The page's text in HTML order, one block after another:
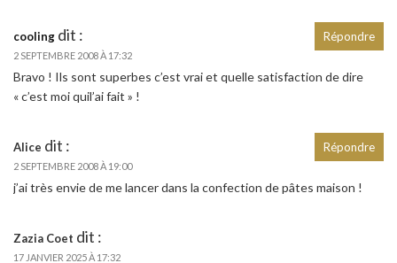
cooling dit :
2 SEPTEMBRE 2008 À 17:32
Bravo ! Ils sont superbes c’est vrai et quelle satisfaction de dire
« c’est moi quil’ai fait » !
Répondre
Alice dit :
2 SEPTEMBRE 2008 À 19:00
j’ai très envie de me lancer dans la confection de pâtes maison !
Répondre
Zazia Coet dit :
17 JANVIER 2025 À 17:32